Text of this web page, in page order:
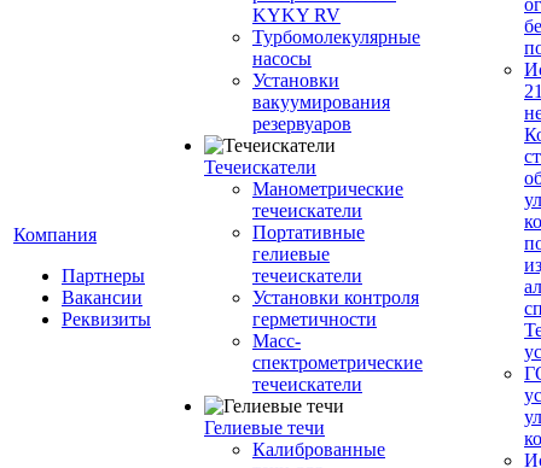
Компания
Партнеры
Вакансии
Реквизиты
KYKY RV
Турбомолекулярные
насосы
Установки
вакуумирования
резервуаров
Течеискатели
Манометрические
течеискатели
Портативные
гелиевые
течеискатели
Установки контроля
герметичности
Масс-
спектрометрические
течеискатели
Гелиевые течи
Калиброванные